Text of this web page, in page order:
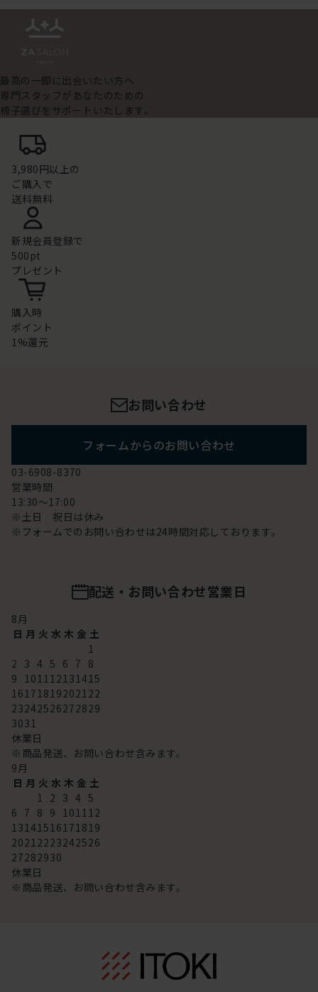
最高の一脚に出会いたい方へ
専門スタッフがあなたのための
椅子選びをサポートいたします。
3,980円以上の
ご購入で
送料無料
新規会員登録で
500pt
プレゼント
購入時
ポイント
1%還元
お問い合わせ
フォームからのお問い合わせ
03-6908-8370
営業時間
13:30～17:00
※土日 祝日は休み
※フォームでのお問い合わせは24時間対応しております。
配送・お問い合わせ営業日
8月
日 月 火 水 木 金 土
1
2 3 4 5 6 7 8
9 101112131415
16171819202122
23242526272829
3031
休業日
※商品発送、お問い合わせ含みます。
9月
日 月 火 水 木 金 土
1 2 3 4 5
6 7 8 9 101112
13141516171819
20212223242526
27282930
休業日
※商品発送、お問い合わせ含みます。